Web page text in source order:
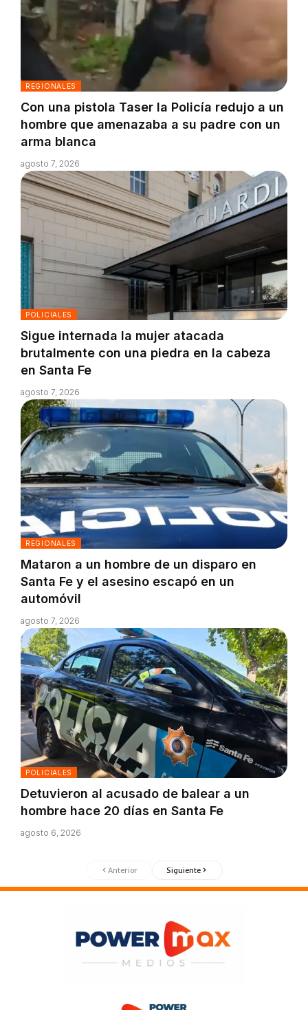
REGIONALES
Con una pistola Taser la Policía redujo a un
hombre que amenazaba a su padre con un
arma blanca
agosto 7, 2026
POLICIALES
Sigue internada la mujer atacada
brutalmente con una piedra en la cabeza
en Santa Fe
agosto 7, 2026
REGIONALES
Mataron a un hombre de un disparo en
Santa Fe y el asesino escapó en un
automóvil
agosto 7, 2026
POLICIALES
Detuvieron al acusado de balear a un
hombre hace 20 días en Santa Fe
agosto 6, 2026
Anterior Siguiente